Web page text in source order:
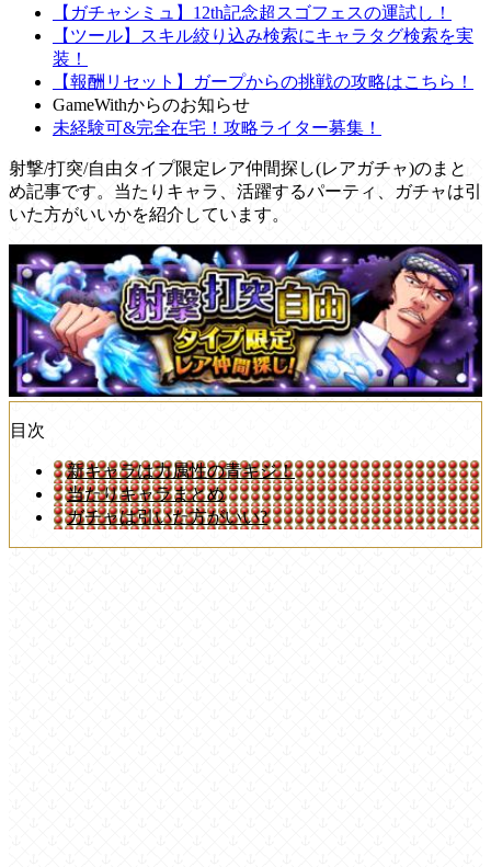
【ガチャシミュ】12th記念超スゴフェスの運試し！
【ツール】スキル絞り込み検索にキャラタグ検索を実
装！
【報酬リセット】ガープからの挑戦の攻略はこちら！
GameWithからのお知らせ
未経験可&完全在宅！攻略ライター募集！
射撃/打突/自由タイプ限定レア仲間探し(レアガチャ)のまと
め記事です。当たりキャラ、活躍するパーティ、ガチャは引
いた方がいいかを紹介しています。
目次
新キャラは力属性の青キジ！
当たりキャラまとめ
ガチャは引いた方がいい?